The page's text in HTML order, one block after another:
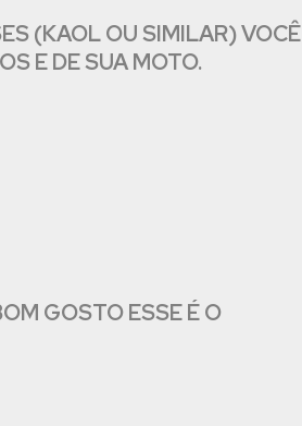
(KAOL OU SIMILAR) VOCÊ
E DE SUA MOTO.
GOSTO ESSE É O